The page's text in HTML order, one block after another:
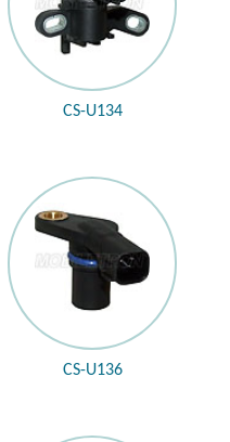
CS-U134
CS-U136